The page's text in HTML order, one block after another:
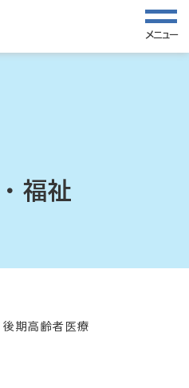
メニュー
福祉
後期高齢者医療